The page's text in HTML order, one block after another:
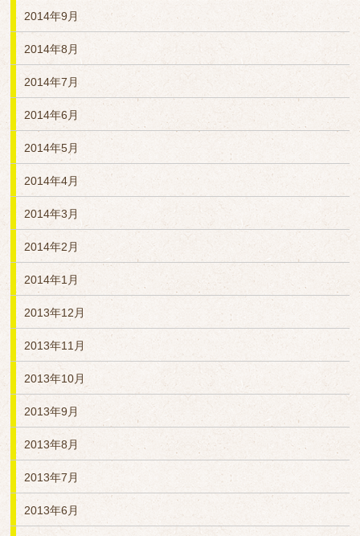
2014年9月
2014年8月
2014年7月
2014年6月
2014年5月
2014年4月
2014年3月
2014年2月
2014年1月
2013年12月
2013年11月
2013年10月
2013年9月
2013年8月
2013年7月
2013年6月